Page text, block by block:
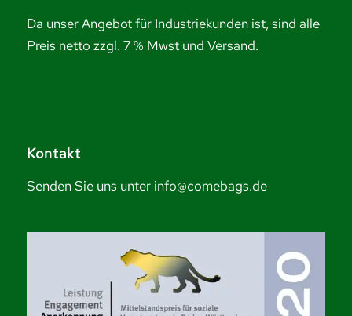
Da unser Angebot für Industriekunden ist, sind alle
Preis netto zzgl. 7 % Mwst und Versand.
Kontakt
Senden Sie uns unter info@comebags.de